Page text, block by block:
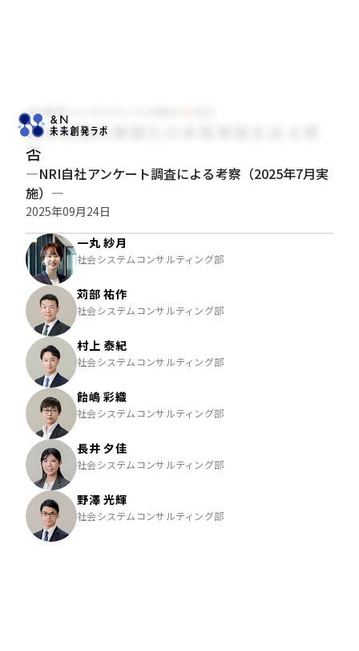
NRI経営コンサルタントの視点
高校授業料無償化の本格実施を巡る賛
否
―NRI自社アンケート調査による考察（2025年7月実
施）―
2025年09月24日
一丸 紗月
社会システムコンサルティング部
苅部 祐作
社会システムコンサルティング部
村上 泰紀
社会システムコンサルティング部
飴嶋 彩織
社会システムコンサルティング部
長井 夕佳
社会システムコンサルティング部
野澤 光輝
社会システムコンサルティング部